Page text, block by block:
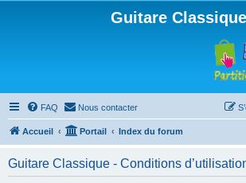
Guitare Classique
FAQ Nous contacter
Accueil Portail Index du forum
Guitare Classique - Conditions